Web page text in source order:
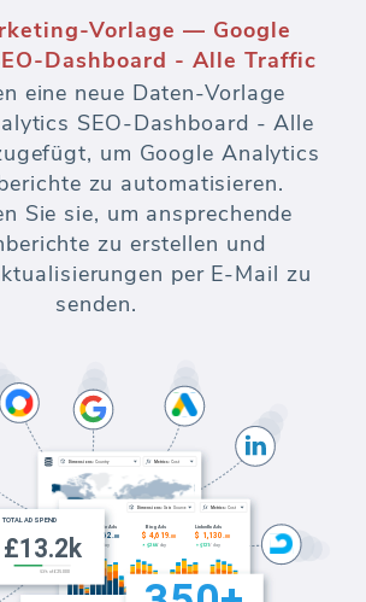
Vorlage — Google
Dashboard - Alle Traffic
eine neue Daten-Vorlage
SEO-Dashboard - Alle
um Google Analytics
zu automatisieren.
Sie sie, um ansprechende
zu erstellen und
per E-Mail zu
senden.